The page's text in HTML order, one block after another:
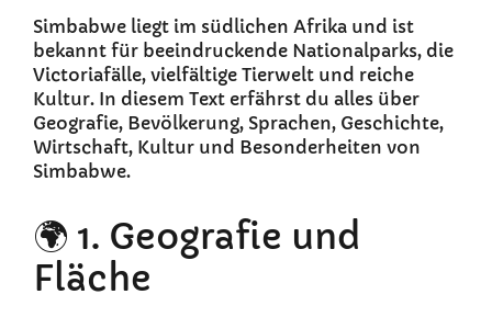
Simbabwe liegt im südlichen Afrika und ist
bekannt für beeindruckende Nationalparks, die
Victoriafälle, vielfältige Tierwelt und reiche
Kultur. In diesem Text erfährst du alles über
Geografie, Bevölkerung, Sprachen, Geschichte,
Wirtschaft, Kultur und Besonderheiten von
Simbabwe.
🌍 1. Geografie und
Fläche